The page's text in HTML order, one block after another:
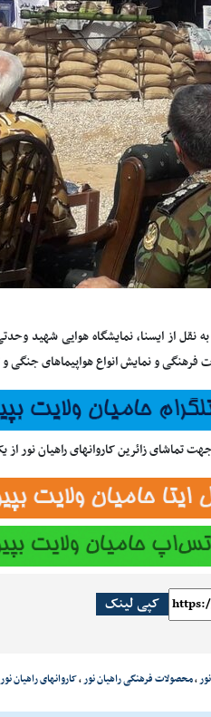
نقل از ایسنا، نمایشگاه هوایی شهید
و نمایش انواع هواپیماهای جنگی و
کپی لینک
،محصولات فرهنگی راهیان نور،کاروانهای راهیان نور